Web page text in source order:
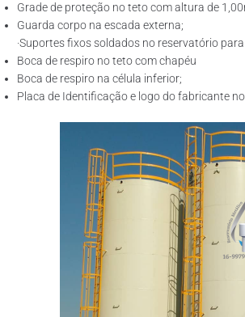
Grade de proteção no teto com altura de
Guarda corpo na escada externa;
·Suportes fixos soldados no reservatório
Boca de respiro no teto com chapéu
Boca de respiro na célula inferior;
Placa de Identificação e logo do fabricante